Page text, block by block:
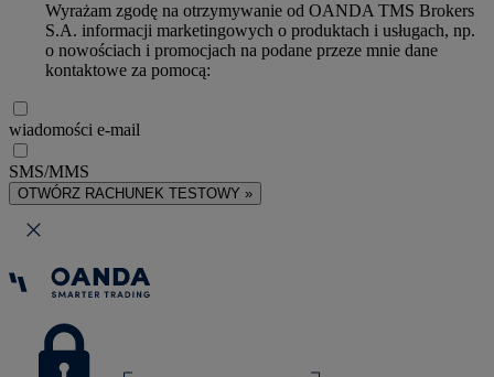
Wyrażam zgodę na otrzymywanie od OANDA TMS Brokers
S.A. informacji marketingowych o produktach i usługach, np.
o nowościach i promocjach na podane przeze mnie dane
kontaktowe za pomocą:
wiadomości e-mail
SMS/MMS
OTWÓRZ RACHUNEK TESTOWY »